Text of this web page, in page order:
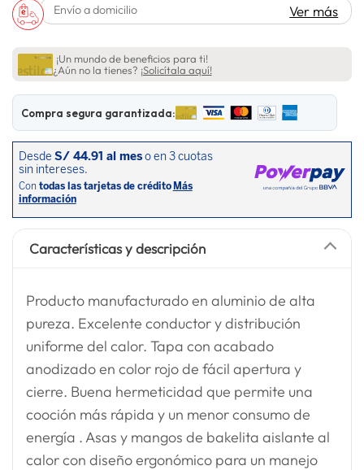
Envío a domicilio Ver más
¡Un mundo de beneficios para ti!
¿Aún no la tienes? ¡Solicítala aquí!
Compra segura garantizada:
Características y descripción
Producto manufacturado en aluminio de alta
pureza. Excelente conductor y distribución
uniforme del calor. Tapa con acabado
anodizado en color rojo de fácil apertura y
cierre. Buena hermeticidad que permite una
cooción más rápida y un menor consumo de
energía . Asas y mangos de bakelita aislante al
calor con diseño ergonómico para un manejo